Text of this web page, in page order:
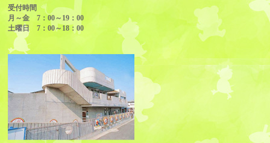
受付時間
月～金 7：00～19：00
土曜日 7：00～18：00